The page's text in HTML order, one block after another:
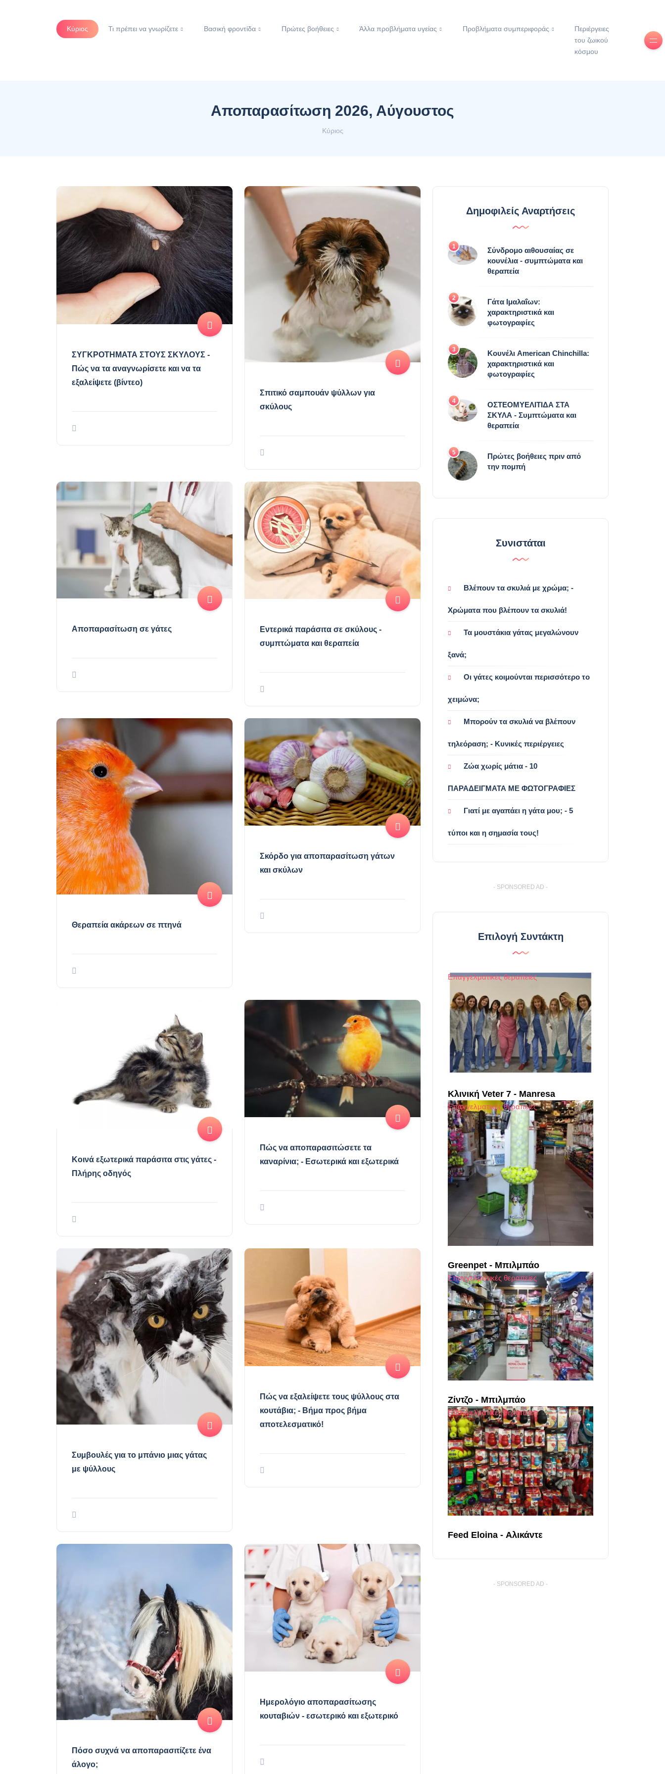
Κύριος Τι πρέπει να γνωρίζετε Βασική φροντίδα Πρώτες βοήθειες Άλλα προβλήματα υγείας Προβλήματα συμπεριφοράς
Περιέργειες
του ζωικού
κόσμου
Αποπαρασίτωση 2026, Αύγουστος
Κύριος
ΣΥΓΚΡΟΤΗΜΑΤΑ ΣΤΟΥΣ ΣΚΥΛΟΥΣ -
Πώς να τα αναγνωρίσετε και να τα
εξαλείψετε (βίντεο)
Σπιτικό σαμπουάν ψύλλων για
σκύλους
Αποπαρασίτωση σε γάτες
Εντερικά παράσιτα σε σκύλους -
συμπτώματα και θεραπεία
Θεραπεία ακάρεων σε πτηνά
Σκόρδο για αποπαρασίτωση γάτων
και σκύλων
Κοινά εξωτερικά παράσιτα στις γάτες -
Πλήρης οδηγός
Πώς να αποπαρασιτώσετε τα
καναρίνια; - Εσωτερικά και εξωτερικά
Συμβουλές για το μπάνιο μιας γάτας
με ψύλλους
Πώς να εξαλείψετε τους ψύλλους στα
κουτάβια; - Βήμα προς βήμα
αποτελεσματικό!
Πόσο συχνά να αποπαρασιτίζετε ένα
άλογο;
Ημερολόγιο αποπαρασίτωσης
κουταβιών - εσωτερικό και εξωτερικό
Δημοφιλείς Αναρτήσεις
1
Σύνδρομο αιθουσαίας σε
κουνέλια - συμπτώματα και
θεραπεία
2
Γάτα Ιμαλαΐων:
χαρακτηριστικά και
φωτογραφίες
3
Κουνέλι American Chinchilla:
χαρακτηριστικά και
φωτογραφίες
4
ΟΣΤΕΟΜΥΕΛΙΤΙΔΑ ΣΤΑ
ΣΚΥΛΑ - Συμπτώματα και
θεραπεία
5
Πρώτες βοήθειες πριν από
την πομπή
Συνιστάται
Βλέπουν τα σκυλιά με χρώμα; -
Χρώματα που βλέπουν τα σκυλιά!
Τα μουστάκια γάτας μεγαλώνουν
ξανά;
Οι γάτες κοιμούνται περισσότερο το
χειμώνα;
Μπορούν τα σκυλιά να βλέπουν
τηλεόραση; - Κυνικές περιέργειες
Ζώα χωρίς μάτια - 10
ΠΑΡΑΔΕΙΓΜΑΤΑ ΜΕ ΦΩΤΟΓΡΑΦΙΕΣ
Γιατί με αγαπάει η γάτα μου; - 5
τύποι και η σημασία τους!
- SPONSORED AD -
Επιλογή Συντάκτη
Επαγγελματικές θεραπείες
Κλινική Veter 7 - Manresa
Επαγγελματικές θεραπείες
Greenpet - Μπιλμπάο
Επαγγελματικές θεραπείες
Ζίντζο - Μπιλμπάο
Επαγγελματικές θεραπείες
Feed Eloina - Αλικάντε
- SPONSORED AD -